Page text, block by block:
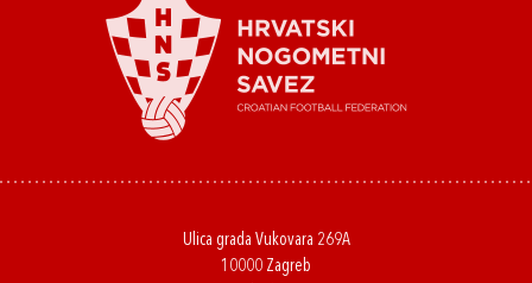
Ulica grada Vukovara 269A
10000 Zagreb